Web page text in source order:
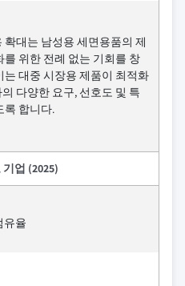
확대는 남성용 세면용품의 제
를 위한 전례 없는 기회를 창
는 대중 시장용 제품이 최적화
다양한 요구, 선호도 및 특
록 합니다.
업 (2025)
유율